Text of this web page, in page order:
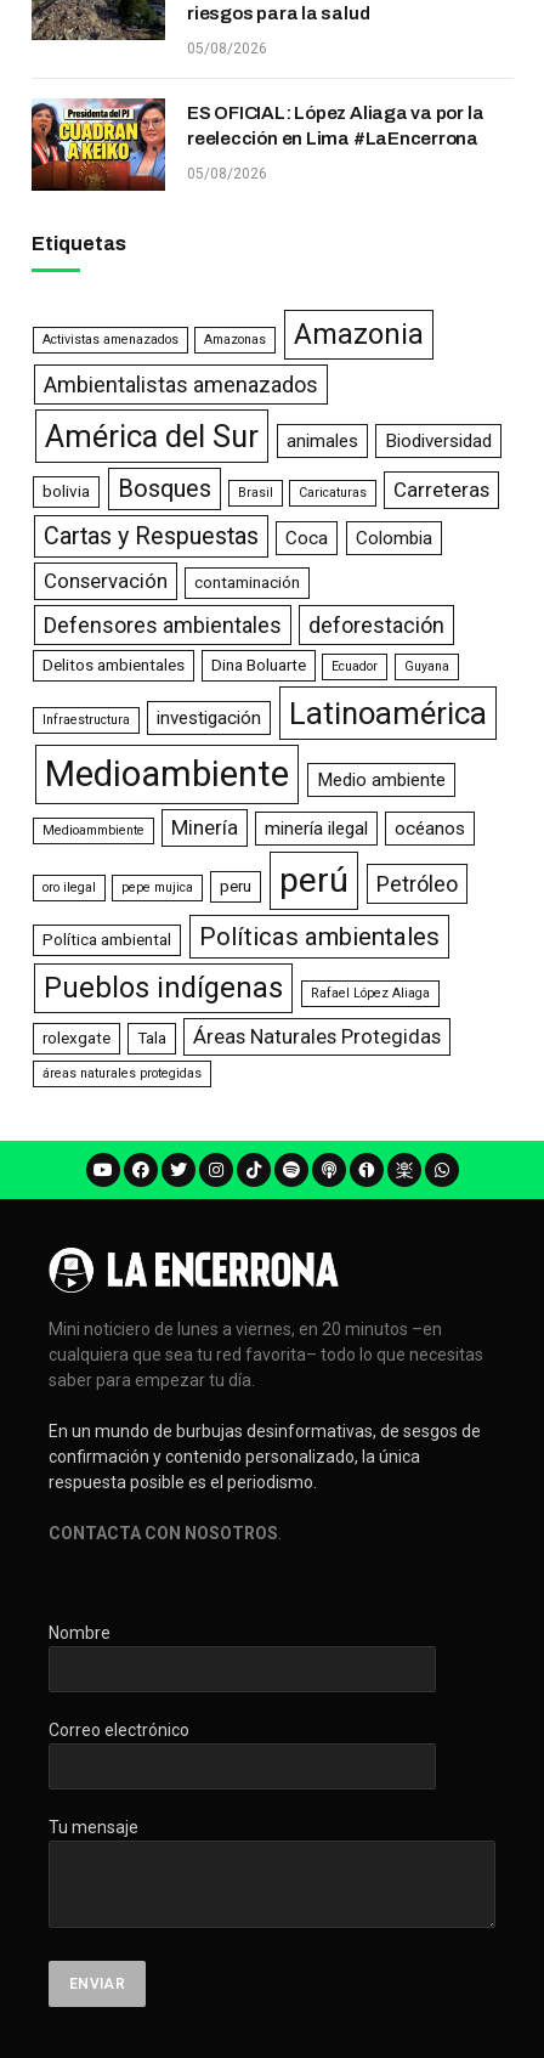
riesgos para la salud
05/08/2026
ES OFICIAL: López Aliaga va por la
reelección en Lima #LaEncerrona
05/08/2026
Etiquetas
Activistas amenazados Amazonas Amazonia
Ambientalistas amenazados
América del Sur animales Biodiversidad
bolivia Bosques Brasil Caricaturas Carreteras
Cartas y Respuestas Coca Colombia
Conservación contaminación
Defensores ambientales deforestación
Delitos ambientales Dina Boluarte Ecuador Guyana
Infraestructura investigación Latinoamérica
Medioambiente Medio ambiente
Medioammbiente Minería minería ilegal océanos
oro ilegal pepe mujica peru perú Petróleo
Política ambiental Políticas ambientales
Pueblos indígenas Rafael López Aliaga
rolexgate Tala Áreas Naturales Protegidas
áreas naturales protegidas
Mini noticiero de lunes a viernes, en 20 minutos –en
cualquiera que sea tu red favorita– todo lo que necesitas
saber para empezar tu día.
En un mundo de burbujas desinformativas, de sesgos de
confirmación y contenido personalizado, la única
respuesta posible es el periodismo.
CONTACTA CON NOSOTROS
Nombre
Correo electrónico
Tu mensaje